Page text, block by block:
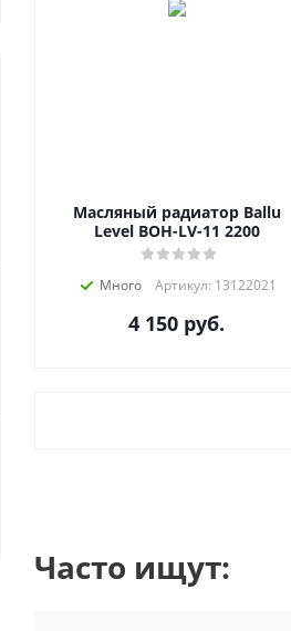
Масляный радиатор Ballu
Level BOH-LV-11 2200
Много Артикул: 13122021
4 150 руб.
Часто ищут: